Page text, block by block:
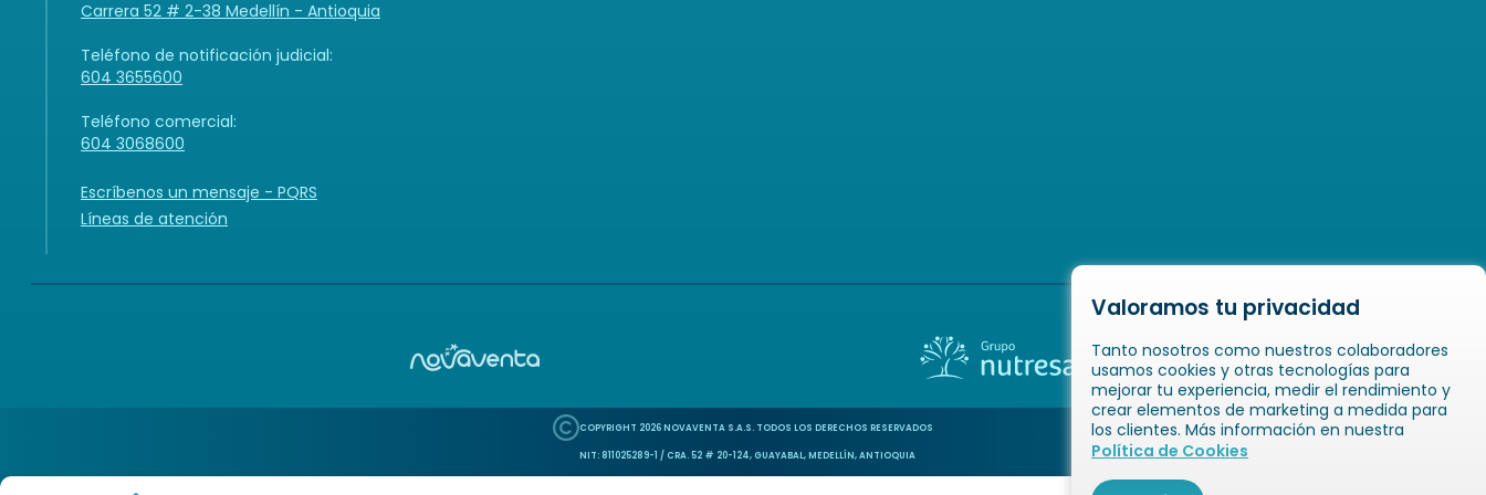
Carrera 52 # 2-38 Medellín - Antioquia
Teléfono de notificación judicial:
604 3655600
Teléfono comercial:
604 3068600
Escríbenos un mensaje - PQRS
Líneas de atención
Icon of copyright
COPYRIGHT 2026NOVAVENTA S.A.S. TODOS LOS DERECHOS RESERVADOS
NIT: 811025289-1 / CRA. 52 # 20-124, GUAYABAL, MEDELLÍN, ANTIOQUIA
Valoramos tu privacidad
Tanto nosotros como nuestros colaboradores
usamos cookies y otras tecnologías para
mejorar tu experiencia, medir el rendimiento y
crear elementos de marketing a medida para
los clientes. Más información en nuestra
Política de Cookies